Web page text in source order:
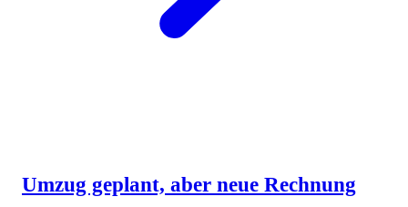
Umzug geplant, aber neue Rechnung